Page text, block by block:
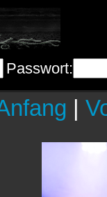
Passwort:
|